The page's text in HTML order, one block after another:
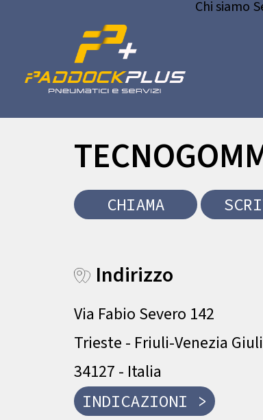
Chi siamo
CHIAMA
Indirizzo
Via Fabio Severo 142
Trieste - Friuli-Venezia
34127 - Italia
INDICAZIONI >